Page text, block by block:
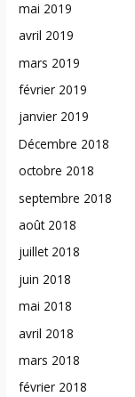
mai 2019
avril 2019
mars 2019
février 2019
janvier 2019
Décembre 2018
octobre 2018
septembre 2018
août 2018
juillet 2018
juin 2018
mai 2018
avril 2018
mars 2018
février 2018